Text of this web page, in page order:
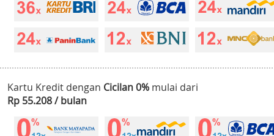
Kartu Kredit dengan Cicilan 0% mulai dari
Rp 55.208 / bulan